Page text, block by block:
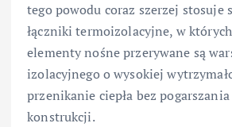
tego powodu coraz szerzej stosuje
łączniki termoizolacyjne, w
elementy nośne przerywane są
izolacyjnego o wysokiej
przenikanie ciepła bez
konstrukcji.